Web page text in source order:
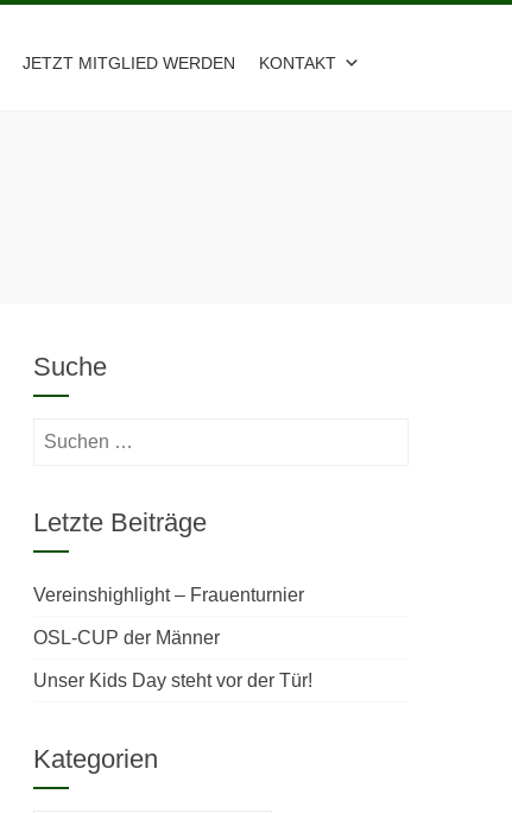
JETZT MITGLIED WERDEN KONTAKT
Suche
Suchen
Letzte Beiträge
Vereinshighlight – Frauenturnier
OSL-CUP der Männer
Unser Kids Day steht vor der Tür!
Kategorien